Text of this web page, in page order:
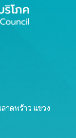
าดพร้าว แขวง